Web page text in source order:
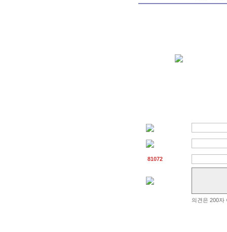
81072
의견은 200